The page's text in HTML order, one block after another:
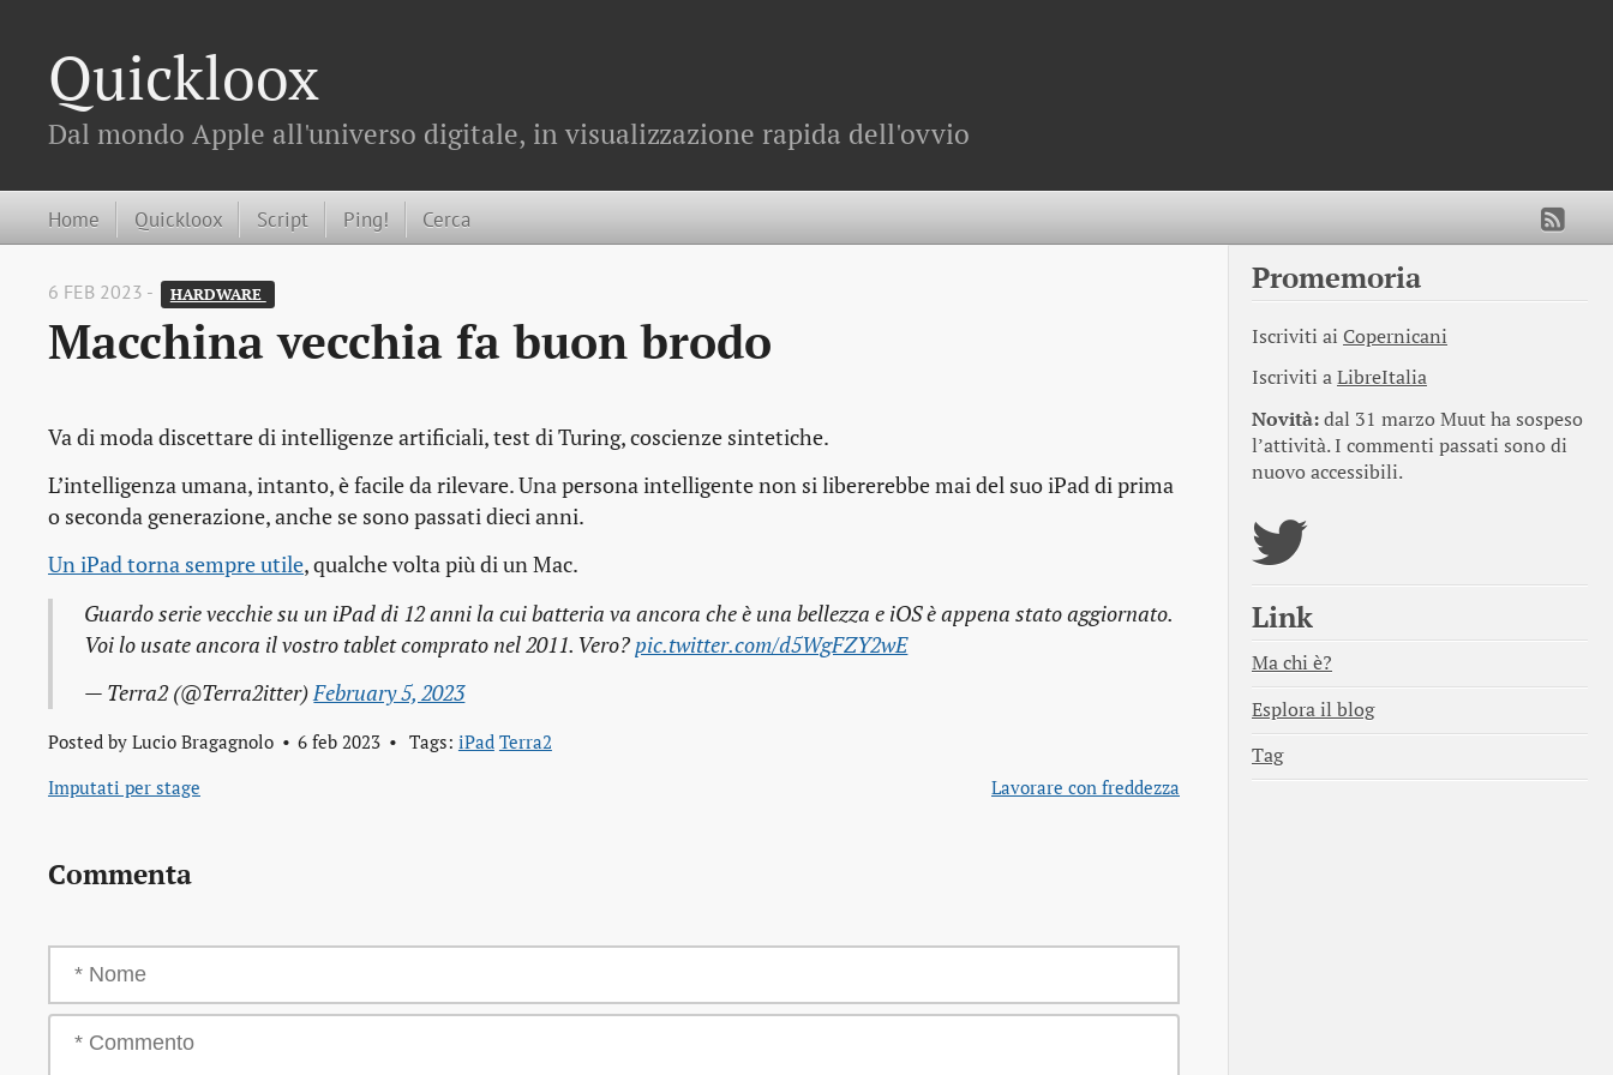
Quickloox
Dal mondo Apple all'universo digitale, in visualizzazione rapida dell'ovvio
Home Quickloox Script Ping! Cerca
6 FEB 2023 - HARDWARE
Macchina vecchia fa buon brodo
Va di moda discettare di intelligenze artificiali, test di Turing, coscienze sintetiche.
L’intelligenza umana, intanto, è facile da rilevare. Una persona intelligente non si libererebbe mai del suo iPad di prima
o seconda generazione, anche se sono passati dieci anni.
Un iPad torna sempre utile, qualche volta più di un Mac.
Guardo serie vecchie su un iPad di 12 anni la cui batteria va ancora che è una bellezza e iOS è appena stato aggiornato.
Voi lo usate ancora il vostro tablet comprato nel 2011. Vero? pic.twitter.com/d5WgFZY2wE
— Terra2 (@Terra2itter) February 5, 2023
Posted by Lucio Bragagnolo 6 feb 2023 Tags: iPad Terra2
Imputati per stage
Lavorare con freddezza
Commenta
Promemoria
Iscriviti ai Copernicani
Iscriviti aLibreItalia
Novità:dal 31 marzo Muut ha sospeso
l’attività. I commenti passati sono di
nuovo accessibili.
Link
Ma chi è?
Esplora il blog
Tag